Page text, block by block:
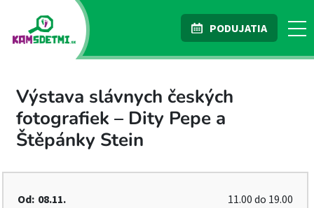
PODUJATIA
Výstava slávnych českých
fotografiek – Dity Pepe a
Štěpánky Stein
Od: 08.11.
11.00 do 19.00